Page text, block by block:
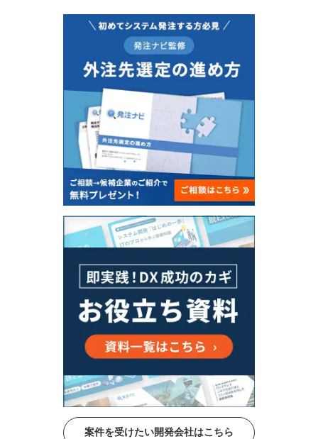
案件を受けたい開発会社はこちら